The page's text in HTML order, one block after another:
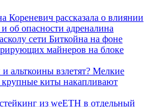
Кореневич рассказала о влиянии
об опасности адреналина
сети Биткойна на фоне
майнеров на блоке
альткоины взлетят? Мелкие
крупные киты накапливают
из weETH в отдельный